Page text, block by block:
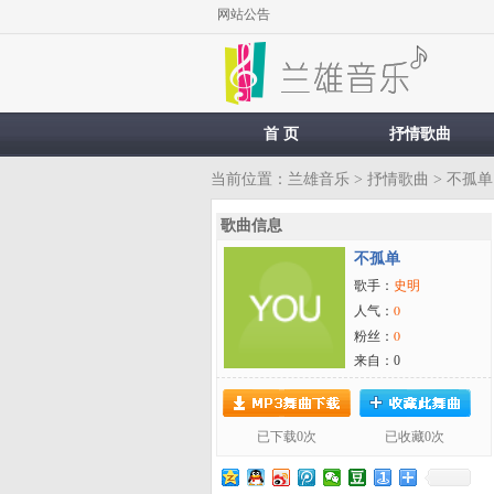
网站公告
首 页 抒情歌曲
当前位置： 兰雄音乐 > 抒情歌曲 > 不孤单
歌曲信息
不孤单
歌手： 史明
人气： 0
粉丝： 0
来自：0
已下载0次 已收藏0次